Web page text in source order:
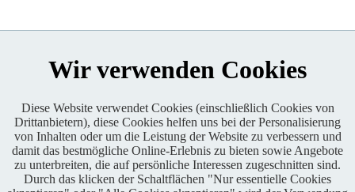
Enduro One Series Partner
Wir verwenden Cookies
Diese Website verwendet Cookies (einschließlich Cookies von
Drittanbietern), diese Cookies helfen uns bei der Personalisierung
von Inhalten oder um die Leistung der Website zu verbessern und
damit das bestmögliche Online-Erlebnis zu bieten sowie Angebote
zu unterbreiten, die auf persönliche Interessen zugeschnitten sind.
Durch das klicken der Schaltflächen "Nur essentielle Cookies